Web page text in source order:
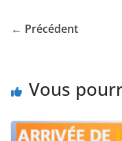
← Précédent
Vous